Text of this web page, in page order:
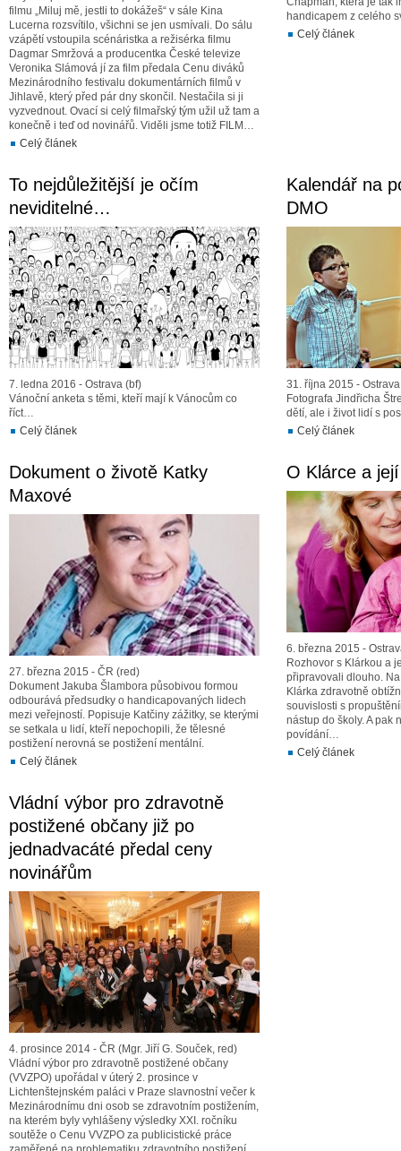
filmu „Miluj mě, jestli to dokážeš“ v sále Kina
Lucerna rozsvítilo, všichni se jen usmívali. Do sálu
vzápětí vstoupila scénáristka a režisérka filmu
Dagmar Smržová a producentka České televize
Veronika Slámová jí za film předala Cenu diváků
Mezinárodního festivalu dokumentárních filmů v
Jihlavě, který před pár dny skončil. Nestačila si ji
vyzvednout. Ovací si celý filmařský tým užil už tam a
konečně i teď od novinářů. Viděli jsme totiž FILM…
Celý článek
handicapem z celého
Celý článek
To nejdůležitější je očím
neviditelné…
7. ledna 2016 - Ostrava (bf)
Vánoční anketa s těmi, kteří mají k Vánocům co
říct…
Celý článek
Kalendář na
DMO
31. října 2015 -
Fotografa Jindřicha
dětí, ale i život lidí s
Celý článek
Dokument o životě Katky
Maxové
27. března 2015 - ČR (red)
Dokument Jakuba Šlambora působivou formou
odbourává předsudky o handicapovaných lidech
mezi veřejností. Popisuje Katčiny zážitky, se kterými
se setkala u lidí, kteří nepochopili, že tělesné
postižení nerovná se postižení mentální.
Celý článek
O Klárce a
6. března 2015 -
Rozhovor s Klárkou a
připravovali dlouho.
Klárka zdravotně
souvislosti s
nástup do školy. A pak
povídání…
Celý článek
Vládní výbor pro zdravotně
postižené občany již po
jednadvacáté předal ceny
novinářům
4. prosince 2014 - ČR (Mgr. Jiří G. Souček, red)
Vládní výbor pro zdravotně postižené občany
(VVZPO) upořádal v úterý 2. prosince v
Lichtenštejnském paláci v Praze slavnostní večer k
Mezinárodnímu dni osob se zdravotním postižením,
na kterém byly vyhlášeny výsledky XXI. ročníku
soutěže o Cenu VVZPO za publicistické práce